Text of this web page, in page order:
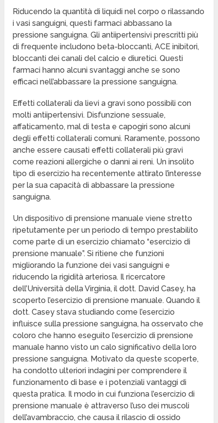
Riducendo la quantità di liquidi nel corpo o rilassando
i vasi sanguigni, questi farmaci abbassano la
pressione sanguigna. Gli antiipertensivi prescritti più
di frequente includono beta-bloccanti, ACE inibitori,
bloccanti dei canali del calcio e diuretici. Questi
farmaci hanno alcuni svantaggi anche se sono
efficaci nell’abbassare la pressione sanguigna.
Effetti collaterali da lievi a gravi sono possibili con
molti antiipertensivi. Disfunzione sessuale,
affaticamento, mal di testa e capogiri sono alcuni
degli effetti collaterali comuni. Raramente, possono
anche essere causati effetti collaterali più gravi
come reazioni allergiche o danni ai reni. Un insolito
tipo di esercizio ha recentemente attirato l’interesse
per la sua capacità di abbassare la pressione
sanguigna.
Un dispositivo di prensione manuale viene stretto
ripetutamente per un periodo di tempo prestabilito
come parte di un esercizio chiamato “esercizio di
prensione manuale”. Si ritiene che funzioni
migliorando la funzione dei vasi sanguigni e
riducendo la rigidità arteriosa. Il ricercatore
dell’Università della Virginia, il dott. David Casey, ha
scoperto l’esercizio di prensione manuale. Quando il
dott. Casey stava studiando come l’esercizio
influisce sulla pressione sanguigna, ha osservato che
coloro che hanno eseguito l’esercizio di prensione
manuale hanno visto un calo significativo della loro
pressione sanguigna. Motivato da queste scoperte,
ha condotto ulteriori indagini per comprendere il
funzionamento di base e i potenziali vantaggi di
questa pratica. Il modo in cui funziona l’esercizio di
prensione manuale è attraverso l’uso dei muscoli
dell’avambraccio, che causa il rilascio di ossido